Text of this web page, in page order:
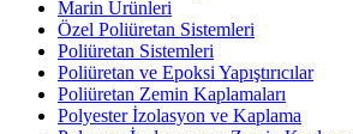
Marin Ürünleri
Özel Poliüretan Sistemleri
Poliüretan Sistemleri
Poliüretan ve Epoksi Yapıştırıcılar
Poliüretan Zemin Kaplamaları
Polyester İzolasyon ve Kaplama